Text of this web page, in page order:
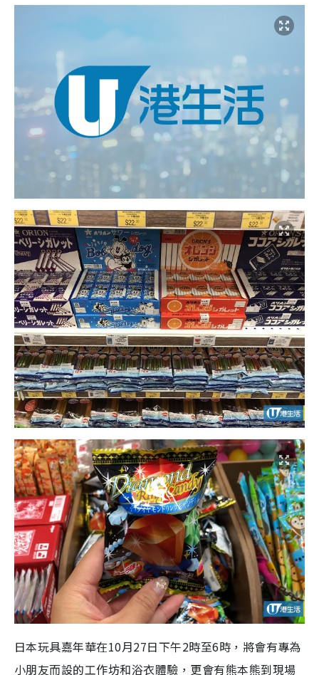
日本玩具嘉年華在10月27日下午2時至6時，將會有專為
小朋友而設的工作坊和浴衣體驗，更會有熊本熊到現場